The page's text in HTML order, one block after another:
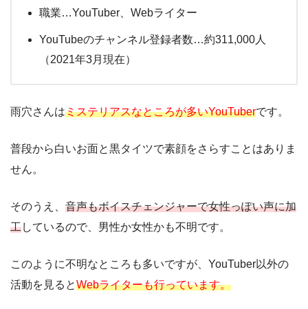
職業…YouTuber、Webライター
YouTubeのチャンネル登録者数…約311,000人
（2021年3月現在）
雨穴さんはミステリアスなところが多いYouTuberです。
普段から白いお面と黒タイツで素顔をさらすことはありま
せん。
そのうえ、 音声もボイスチェンジャーで女性っぽい声に加
工しているので、男性か女性かも不明です。
このように不明なところも多いですが、YouTuber以外の
活動を見るとWebライターも行っています。